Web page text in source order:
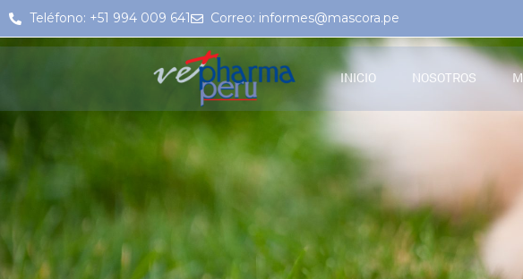
Teléfono: +51 994 009 641 Correo: informes@mascora.pe
INICIO NOSOTROS